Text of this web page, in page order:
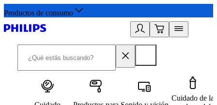
Productos de consumo
Cuidado de la